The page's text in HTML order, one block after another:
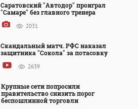
Саратовский "Автодор" проиграл
"Самаре" без главного тренера
2031
Скандальный матч. РФС наказал
защитника "Сокола" за потасовку
2639
Крупные сети попросили
правительство снизить порог
беспошлинной торговли